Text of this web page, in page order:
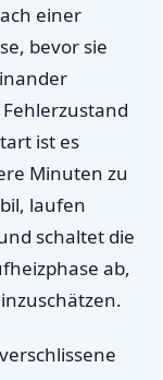
einer
bevor sie
ist es
Minuten zu
laufen
schaltet die
ab,